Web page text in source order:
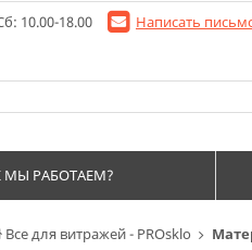
Все для витражей - PROsklo
10.00-18.00 Написать
МЫ РАБОТАЕМ?